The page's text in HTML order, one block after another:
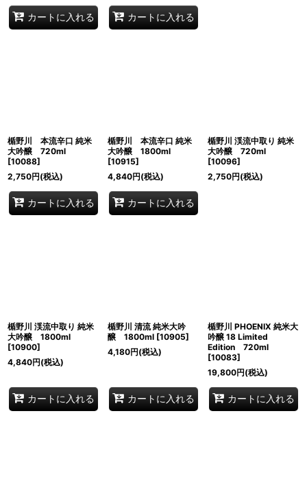
カートに入れる カートに入れる
楯野川 本流辛口 純米
大吟醸 720ml
[10088]
2,750円(税込)
カートに入れる
楯野川 本流辛口 純米
大吟醸 1800ml
[10915]
4,840円(税込)
カートに入れる
楯野川 渓流中取り 純米
大吟醸 720ml
[10096]
2,750円(税込)
楯野川 渓流中取り 純米
大吟醸 1800ml
[10900]
4,840円(税込)
カートに入れる
楯野川 清流 純米大吟
醸 1800ml [10905]
4,180円(税込)
カートに入れる
楯野川 PHOENIX 純米大
吟醸 18 Limited
Edition 720ml
[10083]
19,800円(税込)
カートに入れる